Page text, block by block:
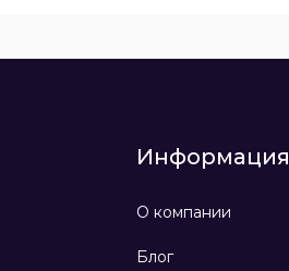
Информация
О компании
Блог